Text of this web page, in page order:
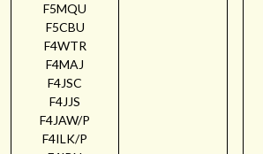
F5MQU
F5CBU
F4WTR
F4MAJ
F4JSC
F4JJS
F4JAW/P
F4ILK/P